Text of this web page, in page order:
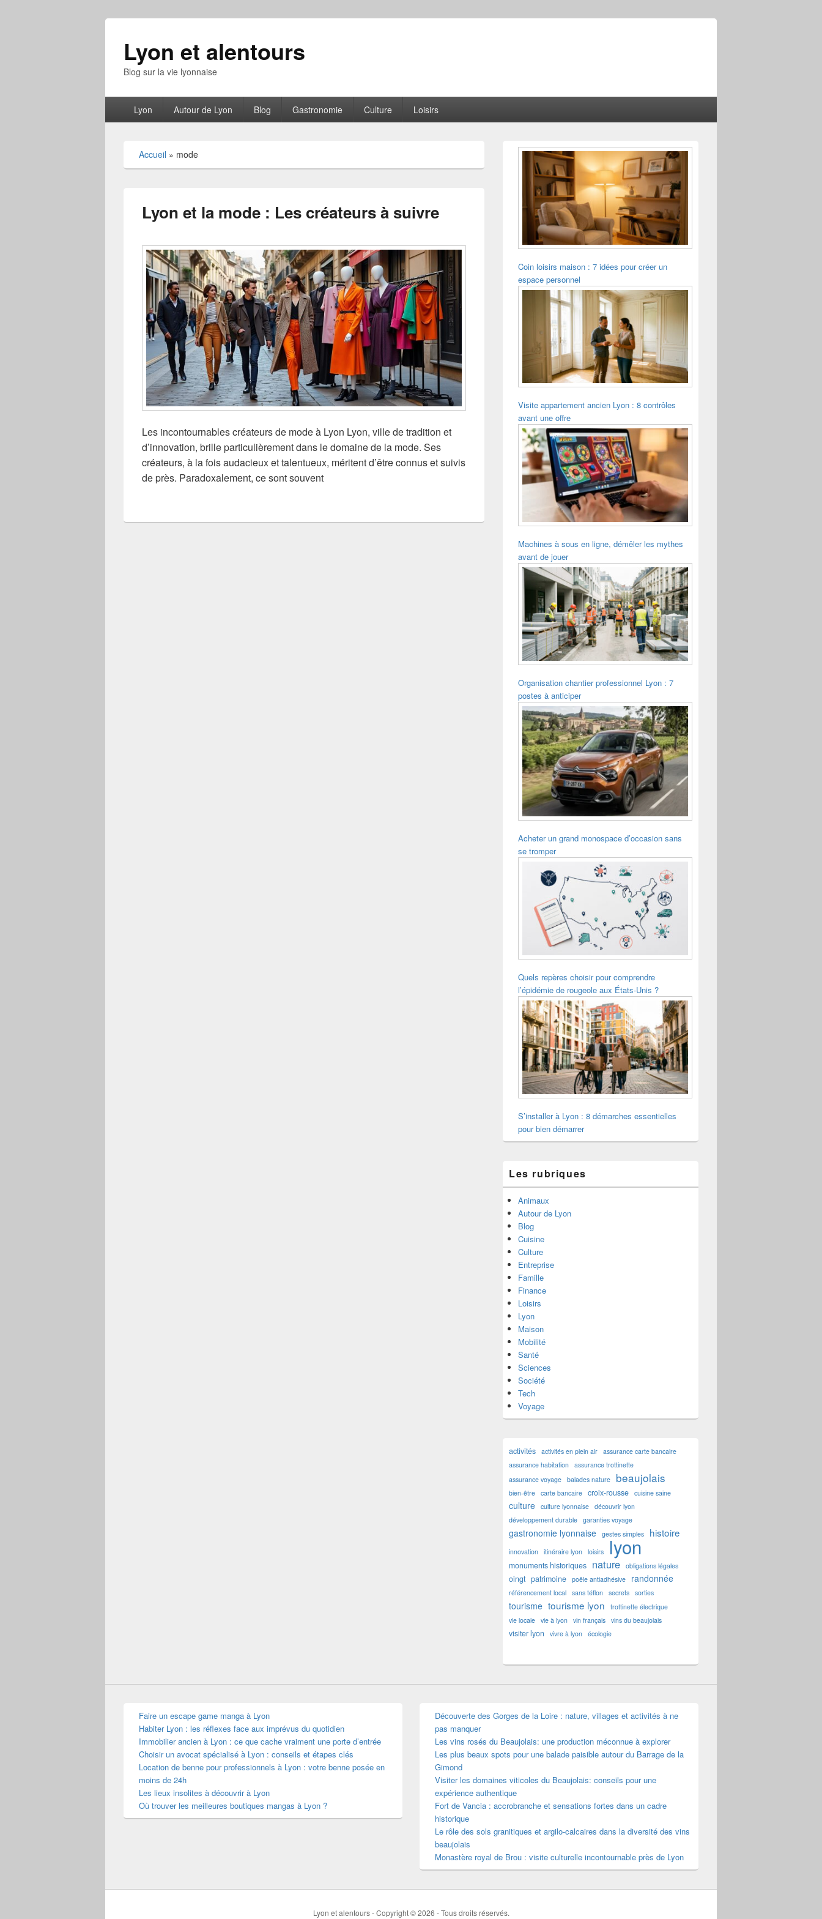
Lyon et alentours
Blog sur la vie lyonnaise
principalLyon Autour de Lyon Blog Gastronomie Culture Loisirs
Accueil » mode
Lyon et la mode : Les créateurs à suivre
Les incontournables créateurs de mode à Lyon Lyon, ville de tradition et
d’innovation, brille particulièrement dans le domaine de la mode. Ses
créateurs, à la fois audacieux et talentueux, méritent d’être connus et suivis
de près. Paradoxalement, ce sont souvent
Zone
principale
Coin loisirs maison : 7 idées pour créer un
espace personnel
Visite appartement ancien Lyon : 8 contrôles
avant une offre
Machines à sous en ligne, démêler les mythes
avant de jouer
Organisation chantier professionnel Lyon : 7
postes à anticiper
Acheter un grand monospace d’occasion sans
se tromper
Quels repères choisir pour comprendre
l’épidémie de rougeole aux États-Unis ?
S’installer à Lyon : 8 démarches essentielles
pour bien démarrer
Les rubriques
Animaux
Autour de Lyon
Blog
Cuisine
Culture
Entreprise
Famille
Finance
Loisirs
Lyon
Maison
Mobilité
Santé
Sciences
Société
Tech
Voyage
activités activités en plein air assurance carte bancaire
assurance habitation assurance trottinette
assurance voyage balades nature beaujolais
bien-être carte bancaire croix-rousse cuisine saine
culture culture lyonnaise découvrir lyon
développement durable garanties voyage
gastronomie lyonnaise gestes simples histoire
innovation itinéraire lyon loisirs lyon
monuments historiques nature obligations légales
oingt patrimoine poêle antiadhésive randonnée
référencement local sans téflon secrets sorties
tourisme tourisme lyon
trottinette électrique
vie locale vie à lyon vin français vins du beaujolais
visiter lyon vivre à lyon écologie
Faire un escape game manga à Lyon
Habiter Lyon : les réflexes face aux imprévus du quotidien
Immobilier ancien à Lyon : ce que cache vraiment une porte d’entrée
Choisir un avocat spécialisé à Lyon : conseils et étapes clés
Location de benne pour professionnels à Lyon : votre benne posée en
moins de 24h
Les lieux insolites à découvrir à Lyon
Où trouver les meilleures boutiques mangas à Lyon ?
Découverte des Gorges de la Loire : nature, villages et activités à ne
pas manquer
Les vins rosés du Beaujolais: une production méconnue à explorer
Les plus beaux spots pour une balade paisible autour du Barrage de la
Gimond
Visiter les domaines viticoles du Beaujolais: conseils pour une
expérience authentique
Fort de Vancia : accrobranche et sensations fortes dans un cadre
historique
Le rôle des sols granitiques et argilo-calcaires dans la diversité des vins
beaujolais
Monastère royal de Brou : visite culturelle incontournable près de Lyon
Lyon et alentours - Copyright © 2026 - Tous droits réservés.